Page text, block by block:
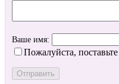
Ваше имя:
Пожалуйста, поставьте